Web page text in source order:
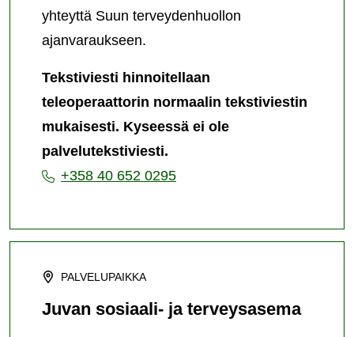
yhteyttä Suun terveydenhuollon
ajanvaraukseen.
Tekstiviesti hinnoitellaan
teleoperaattorin normaalin tekstiviestin
mukaisesti. Kyseessä ei ole
palvelutekstiviesti.
+358 40 652 0295
PALVELUPAIKKA
Juvan sosiaali- ja terveysasema